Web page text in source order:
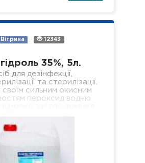
Вітрина 12343
35%, 5л.
для дезінфекції,
та стерилізації.
своїм сильним окисним
пероксид водню
наприклад, як…